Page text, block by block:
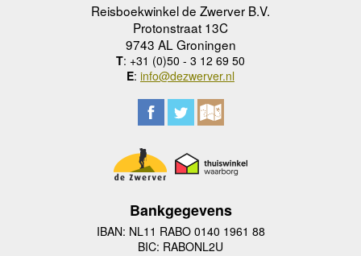
Reisboekwinkel de Zwerver B.V.
Protonstraat 13C
9743 AL Groningen
T: +31 (0)50 - 3 12 69 50
E: info@dezwerver.nl
Bankgegevens
IBAN: NL11 RABO 0140 1961 88
BIC: RABONL2U